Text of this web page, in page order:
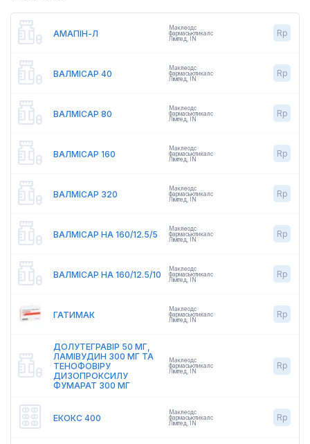
АМАПІН-Л
Маклеодс
Фармасьютикалс
Лімітед
IN
Rp
ВАЛМІСАР 40
Маклеодс
Фармасьютикалс
Лімітед
IN
Rp
ВАЛМІСАР 80
Маклеодс
Фармасьютикалс
Лімітед
IN
Rp
ВАЛМІСАР 160
Маклеодс
Фармасьютикалс
Лімітед
IN
Rp
ВАЛМІСАР 320
Маклеодс
Фармасьютикалс
Лімітед
IN
Rp
ВАЛМІСАР НА 160/12.5/5
Маклеодс
Фармасьютикалс
Лімітед
IN
Rp
ВАЛМІСАР НА 160/12.5/10
Маклеодс
Фармасьютикалс
Лімітед
IN
Rp
ГАТИМАК
Маклеодс
Фармасьютикалс
Лімітед
IN
Rp
ДОЛУТЕГРАВІР 50 МГ,
ЛАМІВУДИН 300 МГ ТА
ТЕНОФОВІРУ
ДИЗОПРОКСИЛУ
ФУМАРАТ 300 МГ
Маклеодс
Фармасьютикалс
Лімітед, IN
Rp
ЕКОКС 400
Маклеодс
Фармасьютикалс
Лімітед
IN
Rp